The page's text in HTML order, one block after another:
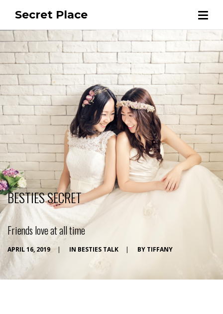
Secret Place
BESTIES SECRET
Friends love at all time
APRIL 16, 2019 | IN BESTIES TALK | BY TIFFANY